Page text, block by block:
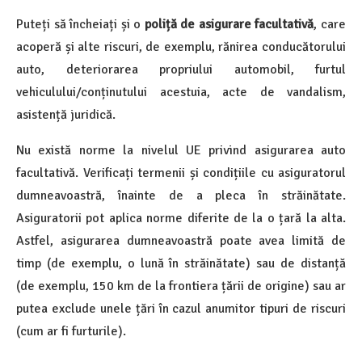
Puteți să încheiați și o poliță de asigurare facultativă, care
acoperă și alte riscuri, de exemplu, rănirea conducătorului
auto, deteriorarea propriului automobil, furtul
vehiculului/conținutului acestuia, acte de vandalism,
asistență juridică.
Nu există norme la nivelul UE privind asigurarea auto
facultativă. Verificați termenii și condițiile cu asiguratorul
dumneavoastră, înainte de a pleca în străinătate.
Asiguratorii pot aplica norme diferite de la o țară la alta.
Astfel, asigurarea dumneavoastră poate avea limită de
timp (de exemplu, o lună în străinătate) sau de distanță
(de exemplu, 150 km de la frontiera țării de origine) sau ar
putea exclude unele țări în cazul anumitor tipuri de riscuri
(cum ar fi furturile).